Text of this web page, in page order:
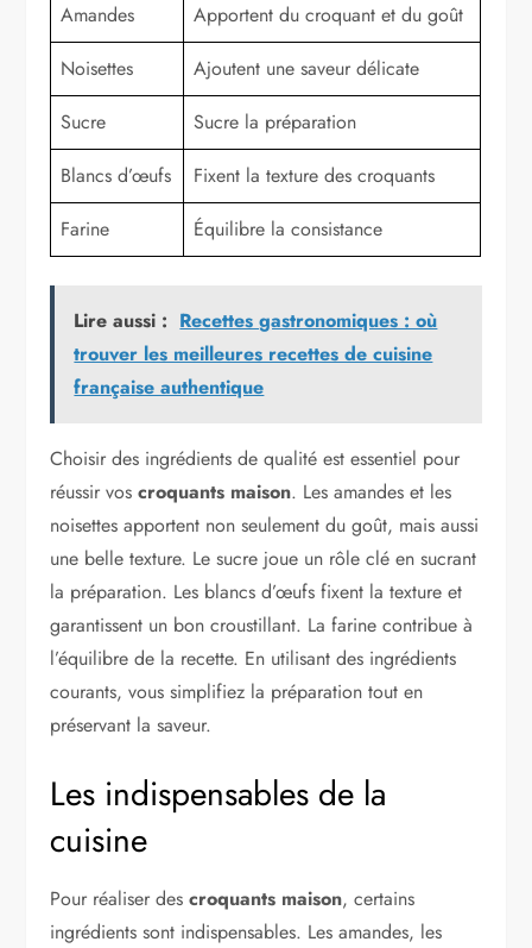
Amandes
Apportent du croquant et du goût
Noisettes
Ajoutent une saveur délicate
Sucre
Sucre la préparation
Blancs d’œufs
Fixent la texture des croquants
Farine
Équilibre la consistance
Lire aussi : Recettes gastronomiques : où
trouver les meilleures recettes de cuisine
française authentique
Choisir des ingrédients de qualité est essentiel pour
réussir voscroquants maison. Les amandes et les
noisettes apportent non seulement du goût, mais aussi
une belle texture. Le sucre joue un rôle clé en sucrant
la préparation. Les blancs d’œufs fixent la texture et
garantissent un bon croustillant. La farine contribue à
l’équilibre de la recette. En utilisant des ingrédients
courants, vous simplifiez la préparation tout en
préservant la saveur.
Les indispensables de la
cuisine
Pour réaliser descroquants maison, certains
ingrédients sont indispensables. Les amandes, les